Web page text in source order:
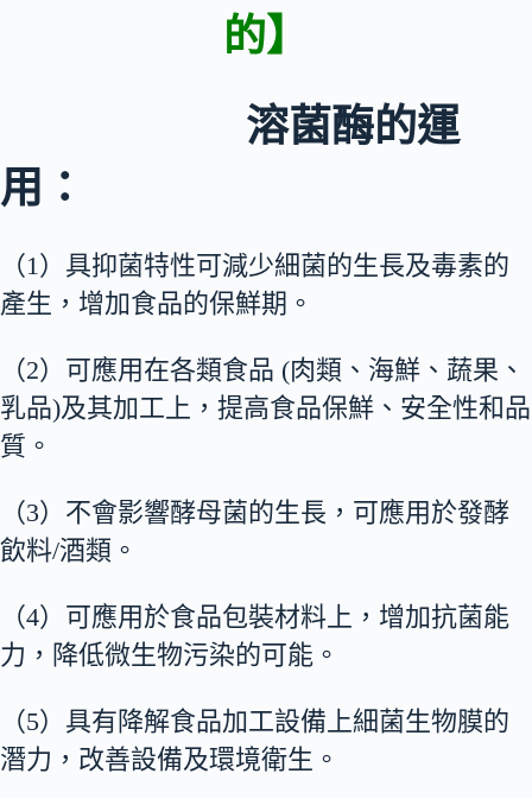
的】
溶菌酶的運
用：
（1）具抑菌特性可減少細菌的生長及毒素的
產生，增加食品的保鮮期。
（2）可應用在各類食品 (肉類、海鮮、蔬果、
乳品)及其加工上，提高食品保鮮、安全性和品
質。
（3）不會影響酵母菌的生長，可應用於發酵
飲料/酒類。
（4）可應用於食品包裝材料上，增加抗菌能
力，降低微生物污染的可能。
（5）具有降解食品加工設備上細菌生物膜的
潛力，改善設備及環境衛生。